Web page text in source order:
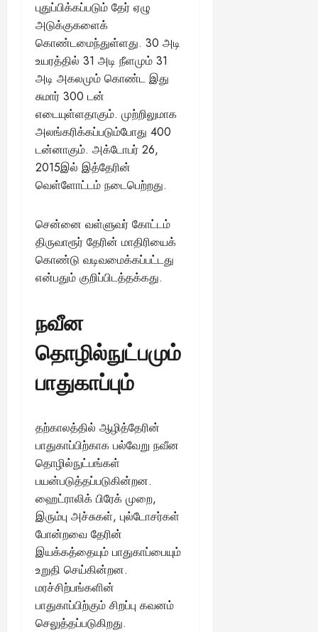
புதுப்பிக்கப்படும் தேர் ஏழு
அடுக்குகளைக்
கொண்டமைந்துள்ளது. 30 அடி
உயரத்தில் 31 அடி நீளமும் 31
அடி அகலமும் கொண்ட இது
சுமார் 300 டன்
எடையுள்ளதாகும். முற்றிலுமாக
அலங்கரிக்கப்படும்போது 400
டன்னாகும். அக்டோபர் 26,
2015இல் இத்தேரின்
வெள்ளோட்டம் நடைபெற்றது.
சென்னை வள்ளுவர் கோட்டம்
திருவாரூர் தேரின் மாதிரியைக்
கொண்டு வடிவமைக்கப்பட்டது
என்பதும் குறிப்பிடத்தக்கது.
நவீன
தொழில்நுட்பமும்
பாதுகாப்பும்
தற்காலத்தில் ஆழித்தேரின்
பாதுகாப்பிற்காக பல்வேறு நவீன
தொழில்நுட்பங்கள்
பயன்படுத்தப்படுகின்றன.
ஹைட்ராலிக் பிரேக் முறை,
இரும்பு அச்சுகள், புல்டோசர்கள்
போன்றவை தேரின்
இயக்கத்தையும் பாதுகாப்பையும்
உறுதி செய்கின்றன.
மரச்சிற்பங்களின்
பாதுகாப்பிற்கும் சிறப்பு கவனம்
செலுத்தப்படுகிறது.